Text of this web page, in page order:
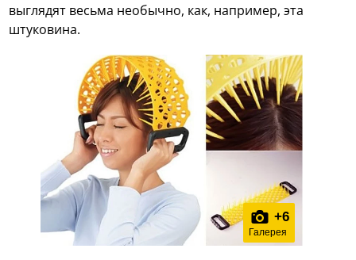
выглядят весьма необычно, как, например, эта
штуковина.
+6
Галерея